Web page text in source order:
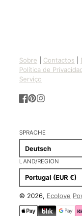
Sobre Contactos
Política de
Serviço
SPRACHE
Deutsch
LAND/REGION
Portugal (EUR €)
© 2026, Ecolove
Zahlungsmethoden